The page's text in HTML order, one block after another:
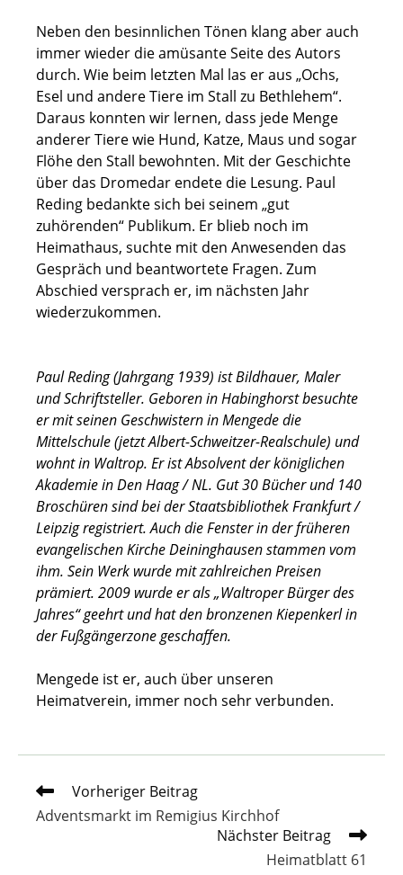
Neben den besinnlichen Tönen klang aber auch
immer wieder die amüsante Seite des Autors
durch. Wie beim letzten Mal las er aus „Ochs,
Esel und andere Tiere im Stall zu Bethlehem“.
Daraus konnten wir lernen, dass jede Menge
anderer Tiere wie Hund, Katze, Maus und sogar
Flöhe den Stall bewohnten. Mit der Geschichte
über das Dromedar endete die Lesung. Paul
Reding bedankte sich bei seinem „gut
zuhörenden“ Publikum. Er blieb noch im
Heimathaus, suchte mit den Anwesenden das
Gespräch und beantwortete Fragen. Zum
Abschied versprach er, im nächsten Jahr
wiederzukommen.
Paul Reding (Jahrgang 1939) ist Bildhauer, Maler
und Schriftsteller. Geboren in Habinghorst besuchte
er mit seinen Geschwistern in Mengede die
Mittelschule (jetzt Albert-Schweitzer-Realschule) und
wohnt in Waltrop. Er ist Absolvent der königlichen
Akademie in Den Haag / NL. Gut 30 Bücher und 140
Broschüren sind bei der Staatsbibliothek Frankfurt /
Leipzig registriert. Auch die Fenster in der früheren
evangelischen Kirche Deininghausen stammen vom
ihm. Sein Werk wurde mit zahlreichen Preisen
prämiert. 2009 wurde er als „Waltroper Bürger des
Jahres“ geehrt und hat den bronzenen Kiepenkerl in
der Fußgängerzone geschaffen.
Mengede ist er, auch über unseren
Heimatverein, immer noch sehr verbunden.
Weitere
Artikel
ansehen
Vorheriger Beitrag
Adventsmarkt im Remigius Kirchhof
Nächster Beitrag
Heimatblatt 61